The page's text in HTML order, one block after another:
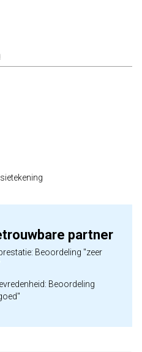
partner
Beoordeling "zeer
Beoordeling